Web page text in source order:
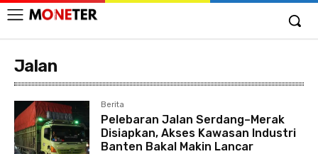
Jalan
Berita
Pelebaran Jalan Serdang–Merak
Disiapkan, Akses Kawasan Industri
Banten Bakal Makin Lancar